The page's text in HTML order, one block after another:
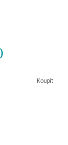
Koupit